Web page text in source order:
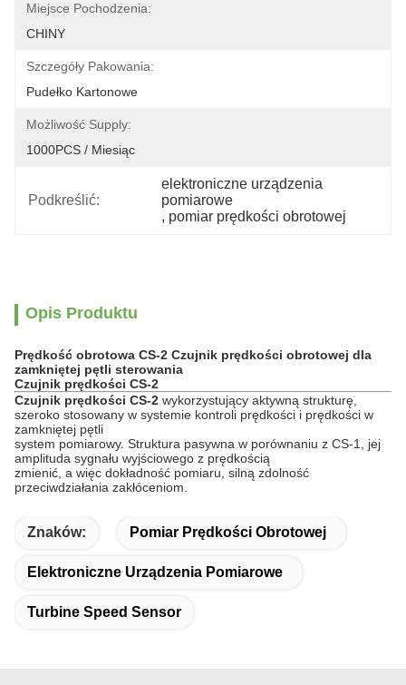
Miejsce Pochodzenia:
CHINY
Szczegóły Pakowania:
Pudełko Kartonowe
Możliwość Supply:
1000PCS / Miesiąc
Podkreślić:
elektroniczne urządzenia
pomiarowe
, pomiar prędkości obrotowej
Opis Produktu
Prędkość obrotowa CS-2 Czujnik prędkości obrotowej dla
zamkniętej pętli sterowania
Czujnik prędkości CS-2
Czujnik prędkości CS-2 wykorzystujący aktywną strukturę,
szeroko stosowany w systemie kontroli prędkości i prędkości w
zamkniętej pętli
system pomiarowy. Struktura pasywna w porównaniu z CS-1, jej
amplituda sygnału wyjściowego z prędkością
zmienić, a więc dokładność pomiaru, silną zdolność
przeciwdziałania zakłóceniom.
Znaków: Pomiar Prędkości Obrotowej
Elektroniczne Urządzenia Pomiarowe
Turbine Speed Sensor